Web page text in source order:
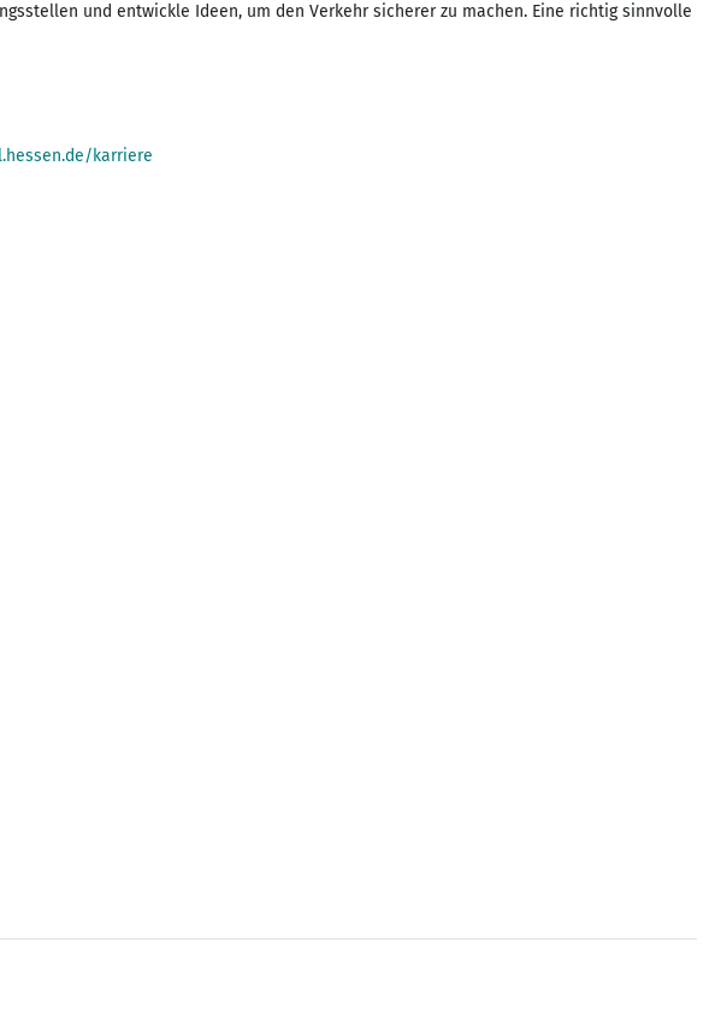
und entwickle Ideen, um den Verkehr sicherer zu machen. Eine richtig sinnvolle
karriere